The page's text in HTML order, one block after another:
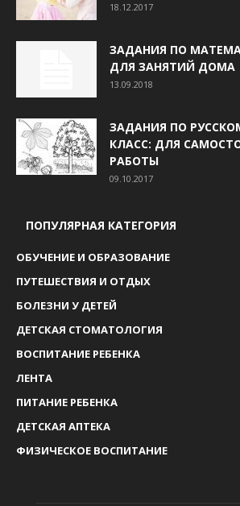
18.12.2017
ЗАДАНИЯ ПО
ДЛЯ ЗАНЯТИЙ ДОМА
13.09.2018
ЗАДАНИЯ ПО
КЛАСС: ДЛЯ
РАБОТЫ
09.10.2017
ПОПУЛЯРНАЯ КАТЕГОРИЯ
ОБУЧЕНИЕ И ОБРАЗОВАНИЕ
ПУТЕШЕСТВИЯ И ОТДЫХ
БОЛЕЗНИ У ДЕТЕЙ
ДЕТСКАЯ СТОМАТОЛОГИЯ
ВОСПИТАНИЕ РЕБЕНКА
ЛЕНТА
ПИТАНИЕ РЕБЕНКА
ДЕТСКАЯ АПТЕКА
ФИЗИЧЕСКОЕ ВОСПИТАНИЕ